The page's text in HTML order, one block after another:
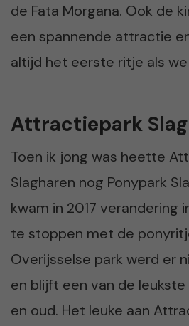
de Fata Morgana. Ook de
een spannende attractie
altijd het eerste ritje als
Attractiepark
Toen ik jong was heette
Slagharen nog Ponypark
kwam in 2017 verandering
te stoppen met de
Overijsselse park werd er
en blijft een van de
en oud. Het leuke aan